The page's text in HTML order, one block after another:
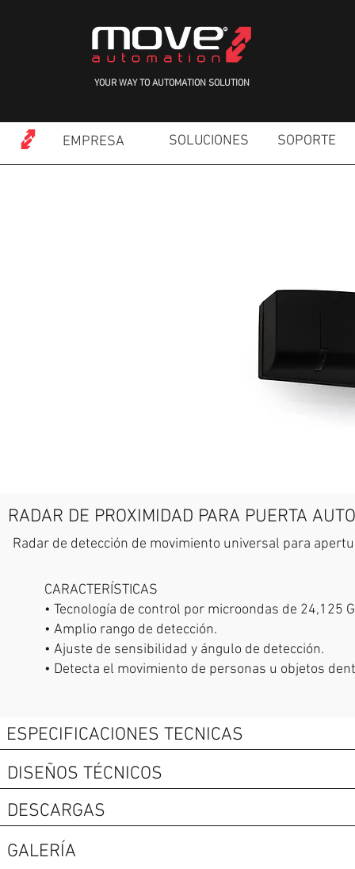
YOUR WAY TO AUTOMATION SOLUTION
EMPRESA SOLUCIONES SOPORTE
RADAR DE PROXIMIDAD PARA PUERTA
Radar de detección de movimiento universal para
CARACTERÍSTICAS
• Tecnología de control por microondas de 24,125
• Amplio rango de detección.
• Ajuste de sensibilidad y ángulo de detección.
• Detecta el movimiento de personas u objetos
ESPECIFICACIONES TECNICAS
DISEÑOS TÉCNICOS
DESCARGAS
GALERÍA